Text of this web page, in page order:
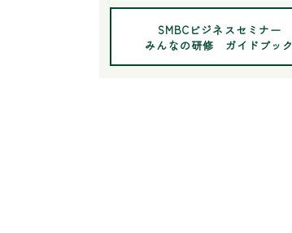
SMBCビジネスセミナー
みんなの研修 ガイドブック